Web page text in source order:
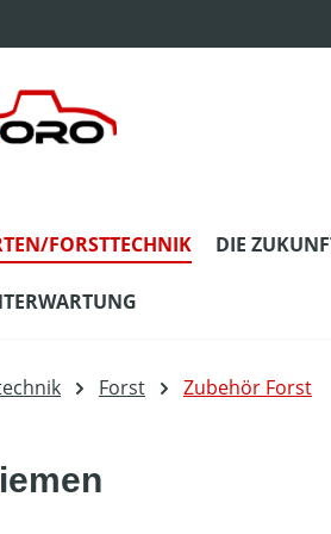
FORSTTECHNIK DIE
Forst Zubehör Forst